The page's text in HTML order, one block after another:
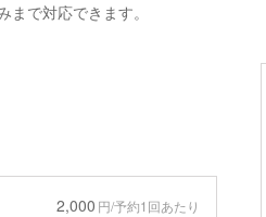
で対応できます。
2,000 円/予約1回あたり